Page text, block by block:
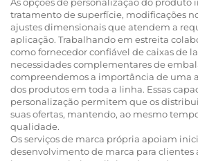
tratamento de superfície, modificações
ajustes dimensionais que atendem a
aplicação. Trabalhando em estreita
como fornecedor confiável de caixas de
necessidades complementares de
compreendemos a importância de uma
dos produtos em toda a linha. Essas
personalização permitem que os
suas ofertas, mantendo, ao mesmo
qualidade.
Os serviços de marca própria apoiam
desenvolvimento de marca para clientes